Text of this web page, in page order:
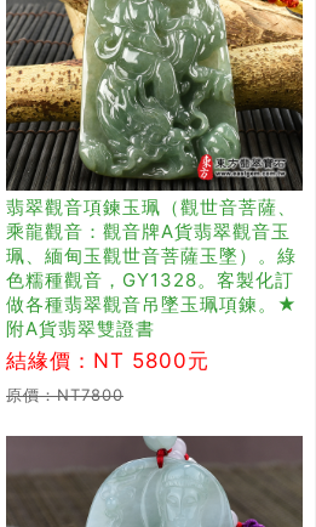
翡翠觀音項鍊玉珮（觀世音菩薩、
乘龍觀音：觀音牌A貨翡翠觀音玉
珮、緬甸玉觀世音菩薩玉墜）。綠
色糯種觀音，GY1328。客製化訂
做各種翡翠觀音吊墜玉珮項鍊。★
附A貨翡翠雙證書
結緣價：NT 5800元
原價：NT7800